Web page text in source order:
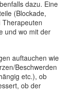
dazu. Eine
(Blockade,
Therapeuten
und wo mit der
auftauchen wie
Beschwerden
etc.), ob
ob der